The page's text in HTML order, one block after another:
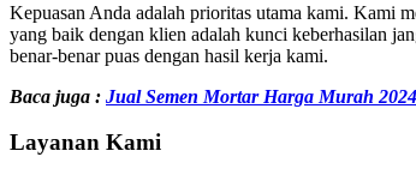
Kepuasan Anda adalah prioritas utama kami. Kami
yang baik dengan klien adalah kunci keberhasilan
benar-benar puas dengan hasil kerja kami.
Baca juga : Jual Semen Mortar Harga Murah 2024
Layanan Kami